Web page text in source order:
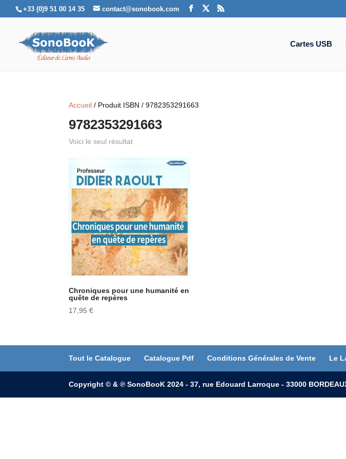
+33 (0)9 51 00 14 35 contact@sonobook.com
Cartes USB
Accueil / Produit ISBN / 9782353291663
9782353291663
Voici le seul résultat
Chroniques pour une humanité en
quête de repères
17,95€
Tout le Catalogue Catalogue Pdf Conditions Générales de Vente Le
Copyright © & ℗ SonoBooK 2024 - 37, rue Edouard Larroque - 33000